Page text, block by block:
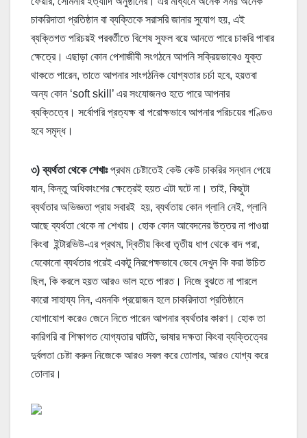
চাকরিদাতা প্রতিষ্ঠান বা ব্যক্তিকে সরাসরি জানার সুযোগ হয়, এই
ব্যক্তিগত পরিচয়ই পরবর্তীতে বিশেষ সুফল বয়ে আনতে পারে চাকরি পাবার
ক্ষেত্রে। এছাড়া কোন পেশাজীবী সংগঠনে আপনি সক্রিয়ভাবেও যুক্ত
থাকতে পারেন, তাতে আপনার সাংগঠনিক যোগ্যতার চর্চা হবে, হয়তবা
অন্য কোন ‘soft skill’ এর সংযোজনও হতে পারে আপনার
ব্যক্তিত্বে। সর্বোপরি প্রত্যক্ষ বা পরোক্ষভাবে আপনার পরিচয়ের গণ্ডিও
হবে সমৃদ্ধ।
৩) ব্যর্থতা থেকে শেখাঃপ্রথম চেষ্টাতেই কেউ কেউ চাকরির সন্ধান পেয়ে
যান, কিন্তু অধিকাংশের ক্ষেত্রেই হয়ত এটা ঘটে না। তাই, কিছুটা
ব্যর্থতার অভিজ্ঞতা প্রায় সবারই হয়, ব্যর্থতায় কোন গ্লানি নেই, গ্লানি
আছে ব্যর্থতা থেকে না শেখায়। হোক কোন আবেদনের উত্তর না পাওয়া
কিংবা ইন্টারভিউ-এর প্রথম, দ্বিতীয় কিংবা তৃতীয় ধাপ থেকে বাদ পরা,
যেকোনো ব্যর্থতার পরেই একটু নিরপেক্ষভাবে ভেবে দেখুন কি করা উচিত
ছিল, কি করলে হয়ত আরও ভাল হতে পারত। নিজে বুঝতে না পারলে
কারো সাহায্য নিন, এমনকি প্রয়োজন হলে চাকরিদাতা প্রতিষ্ঠানে
যোগাযোগ করেও জেনে নিতে পারেন আপনার ব্যর্থতার কারণ। হোক তা
কারিগরি বা শিক্ষাগত যোগ্যতার ঘাটতি, ভাষার দক্ষতা কিংবা ব্যক্তিত্বের
দুর্বলতা চেষ্টা করুন নিজেকে আরও সবল করে তোলার, আরও যোগ্য করে
তোলার।